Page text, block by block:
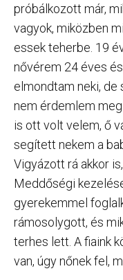
próbálkozott már,
vagyok, miközben
essek teherbe. 19
nővérem 24 éves
elmondtam neki,
nem érdemlem
is ott volt velem, ő
segített nekem a
Vigyázott rá akkor
Meddőségi
gyerekemmel
rámosolygott, és
terhes lett. A fiaink
van, úgy nőnek fel,